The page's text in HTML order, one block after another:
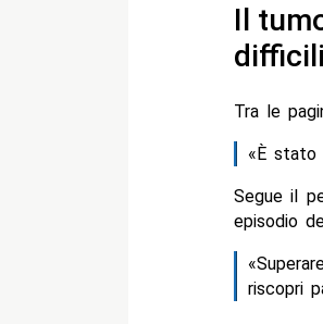
Il
difficili
Tra le
«È stato
Segue il
episodio
riscopri